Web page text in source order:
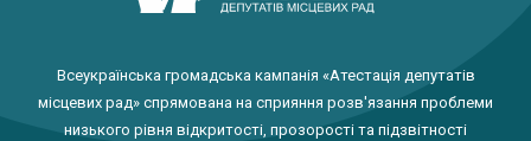
Всеукраїнська громадська кампанія «Атестація депутатів
місцевих рад» спрямована на сприяння розв'язання проблеми
низького рівня відкритості, прозорості та підзвітності